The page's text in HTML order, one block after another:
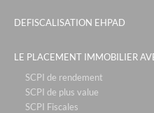
le six - cannes
le campus de sophia - nice
rue de la republique -
DEFISCALISATION EHPAD
LE PLACEMENT IMMOBILIER
SCPI de rendement
SCPI de plus value
SCPI Fiscales